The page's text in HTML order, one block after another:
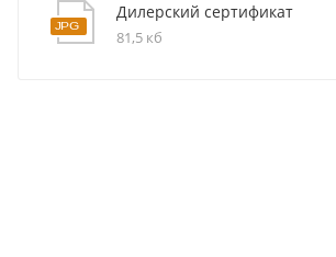
Дилерский сертификат
81,5 кб